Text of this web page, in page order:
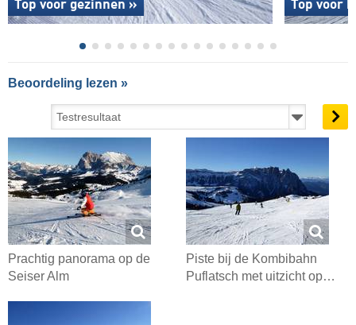
Top voor gezinnen » Top voor
Beoordeling lezen »
Prachtig panorama op de
Seiser Alm
Piste bij de Kombibahn
Puflatsch met uitzicht op…